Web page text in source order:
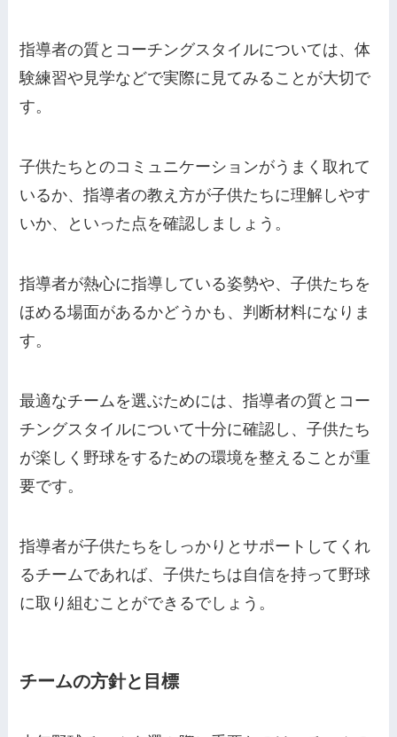
指導者の質とコーチングスタイルについては、体
験練習や見学などで実際に見てみることが大切で
す。
子供たちとのコミュニケーションがうまく取れて
いるか、指導者の教え方が子供たちに理解しやす
いか、といった点を確認しましょう。
指導者が熱心に指導している姿勢や、子供たちを
ほめる場面があるかどうかも、判断材料になりま
す。
最適なチームを選ぶためには、指導者の質とコー
チングスタイルについて十分に確認し、子供たち
が楽しく野球をするための環境を整えることが重
要です。
指導者が子供たちをしっかりとサポートしてくれ
るチームであれば、子供たちは自信を持って野球
に取り組むことができるでしょう。
チームの方針と目標